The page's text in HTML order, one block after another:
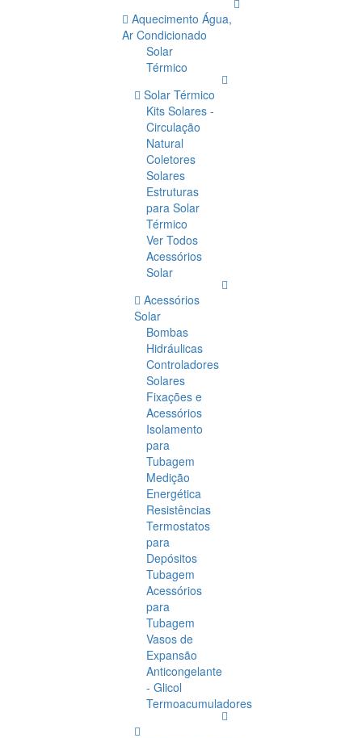
Aquecimento Água,
Ar Condicionado
Solar
Térmico
Solar Térmico
Kits Solares -
Circulação
Natural
Coletores
Solares
Estruturas
para Solar
Térmico
Ver Todos
Acessórios
Solar
Acessórios
Solar
Bombas
Hidráulicas
Controladores
Solares
Fixações e
Acessórios
Isolamento
para
Tubagem
Medição
Energética
Resistências
Termostatos
para
Depósitos
Tubagem
Acessórios
para
Tubagem
Vasos de
Expansão
Anticongelante
- Glicol
Termoacumuladores